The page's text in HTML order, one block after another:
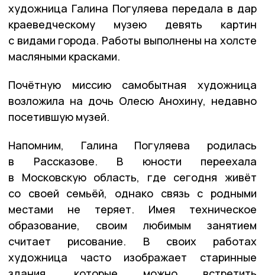
художница Галина Погуляева передала в дар
краеведческому музею девять картин
с видами города. Работы выполнены на холсте
масляными красками.
Почётную миссию самобытная художница
возложила на дочь Олесю Анохину, недавно
посетившую музей.
Напомним, Галина Погуляева родилась
в Рассказове. В юности переехала
в Московскую область, где сегодня живёт
со своей семьёй, однако связь с родными
местами не теряет. Имея техническое
образование, своим любимым занятием
считает рисование. В своих работах
художница часто изображает старинные